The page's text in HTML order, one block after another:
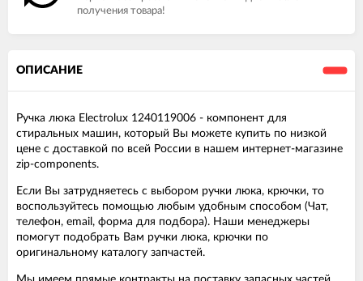
получения товара!
ОПИСАНИЕ
Ручка люка Electrolux 1240119006 - компонент для
стиральных машин, который Вы можете купить по низкой
цене с доставкой по всей России в нашем интернет-магазине
zip-components.
Если Вы затрудняетесь с выбором ручки люка, крючки, то
воспользуйтесь помощью любым удобным способом (Чат,
телефон, email, форма для подбора). Наши менеджеры
помогут подобрать Вам ручки люка, крючки по
оригинальному каталогу запчастей.